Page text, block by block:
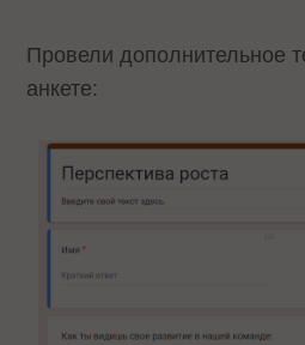
Провели дополнительное
анкете: